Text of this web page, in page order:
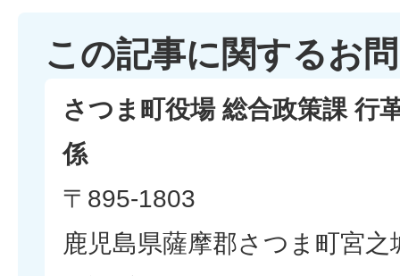
この記事に関するお
さつま町役場 総合政策課 行
係
〒895-1803
鹿児島県薩摩郡さつま町宮